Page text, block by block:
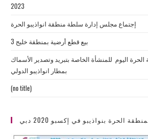
2023
إجتماع مجلس إدارة سلطة منطقة انواذيبو الحرة
بيع قطع أرضية بمنطقة خليج 3
اليوم للمنشأة الخاصة بتبريد وتصدير الأسماك
بمطار انواذيبو الدولي
(no title)
الحرة بنواذيبو في إكسبو 2020 دبي